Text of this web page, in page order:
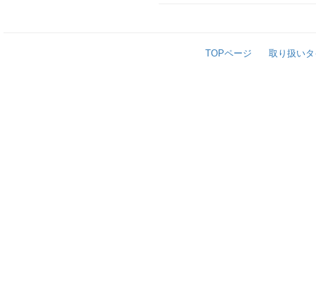
TOPページ 取り扱い